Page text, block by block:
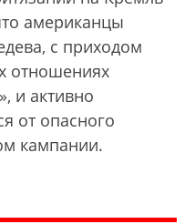
американцы
с приходом
отношениях
и активно
от опасного
кампании.